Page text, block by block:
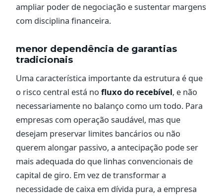
ampliar poder de negociação e sustentar margens
com disciplina financeira.
menor dependência de garantias
tradicionais
Uma característica importante da estrutura é que
o risco central está no fluxo do recebível, e não
necessariamente no balanço como um todo. Para
empresas com operação saudável, mas que
desejam preservar limites bancários ou não
querem alongar passivo, a antecipação pode ser
mais adequada do que linhas convencionais de
capital de giro. Em vez de transformar a
necessidade de caixa em dívida pura, a empresa